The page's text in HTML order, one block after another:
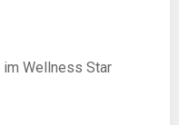
im Wellness Star